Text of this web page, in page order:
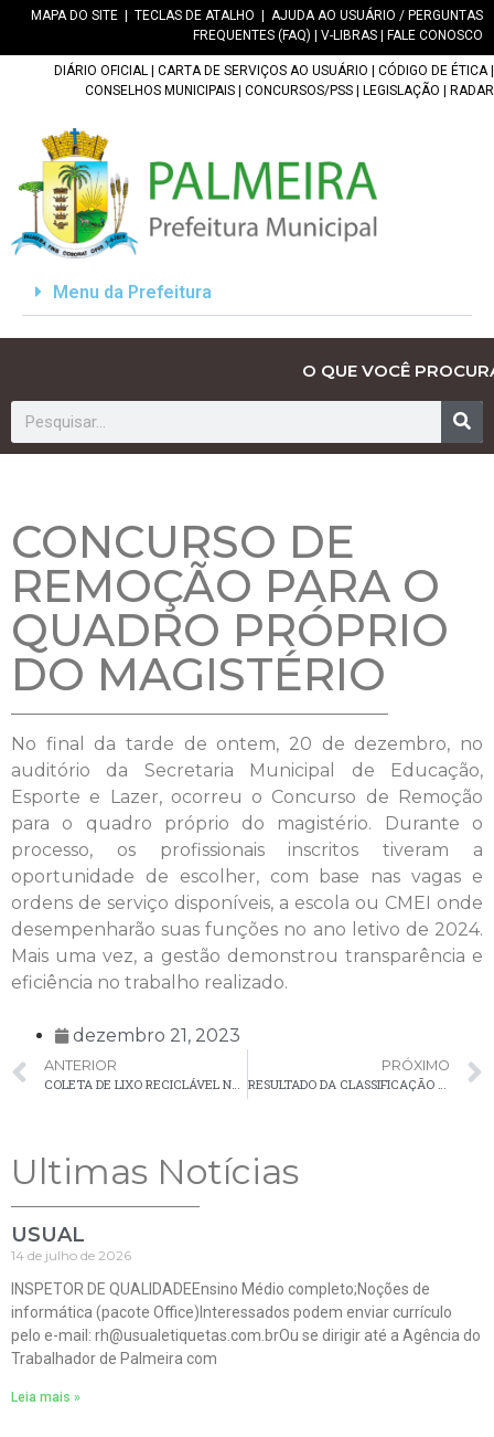
MAPA DO SITE TECLAS DE ATALHO
AJUDA AO USUÁRIO / PERGUNTAS
FREQUENTES (FAQ)
V-LIBRAS FALE CONOSCO
DIÁRIO OFICIAL CARTA DE SERVIÇOS AO USUÁRIO CÓDIGO DE ÉTICA|
CONSELHOS MUNICIPAIS
CONCURSOS/PSS LEGISLAÇÃO RADAR
Menu da Prefeitura
O QUE VOCÊ
CONCURSO DE
REMOÇÃO PARA O
QUADRO PRÓPRIO
DO MAGISTÉRIO
No final da tarde de ontem, 20 de dezembro, no
auditório da Secretaria Municipal de Educação,
Esporte e Lazer, ocorreu o Concurso de Remoção
para o quadro próprio do magistério. Durante o
processo, os profissionais inscritos tiveram a
oportunidade de escolher, com base nas vagas e
ordens de serviço disponíveis, a escola ou CMEI onde
desempenharão suas funções no ano letivo de 2024.
Mais uma vez, a gestão demonstrou transparência e
eficiência no trabalho realizado.
dezembro 21, 2023
ANTERIOR
PRÓXIMO
Ultimas Notícias
USUAL
14 de julho de 2026
INSPETOR DE QUALIDADEEnsino Médio completo;Noções de
informática (pacote Office)Interessados podem enviar currículo
pelo e-mail: rh@usualetiquetas.com.brOu se dirigir até a Agência do
Trabalhador de Palmeira com
Leia mais »